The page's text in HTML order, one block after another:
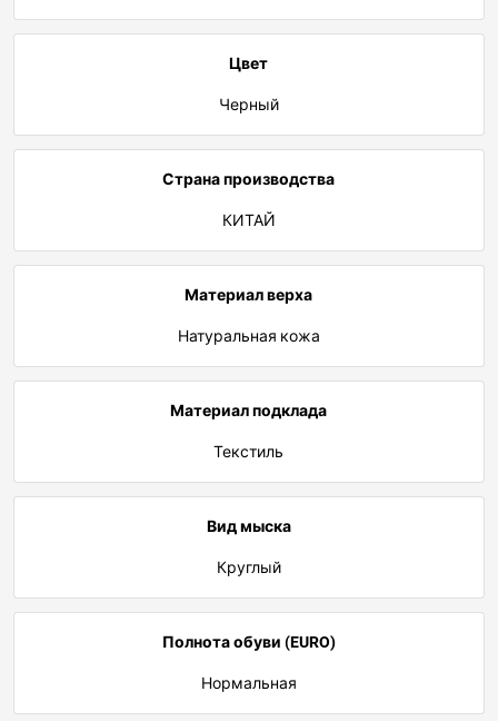
Цвет
Черный
Страна производства
КИТАЙ
Материал верха
Натуральная кожа
Материал подклада
Текстиль
Вид мыска
Круглый
Полнота обуви (EURO)
Нормальная